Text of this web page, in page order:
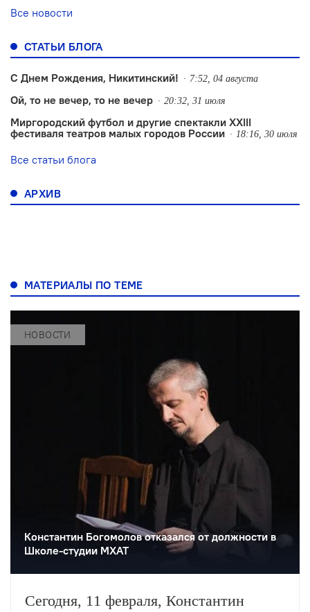
Все новости
СТАТЬИ БЛОГА
С Днем Рождения, Никитинский! 7:52, 04 августа
Ой, то не вечер, то не вечер 20:32, 31 июля
Миргородский футбол и другие спектакли XXIII
фестиваля театров малых городов России
18:16, 30 июля
Все статьи блога
АРХИВ
МАТЕРИАЛЫ ПО ТЕМЕ
НОВОСТИ
Константин Богомолов отказался от должности в
Школе-студии МХАТ
Сегодня, 11 февраля, Константин